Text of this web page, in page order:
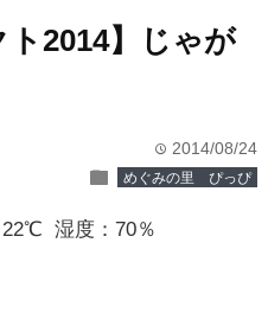
ト2014】じゃが
time 2014/08/24
folder めぐみの里 ぴっぴ
湿度：70％